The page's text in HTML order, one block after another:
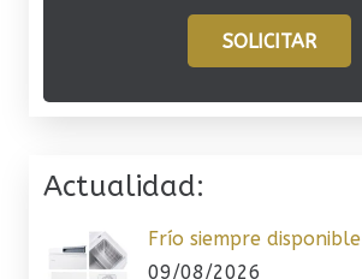
SOLICITAR
Actualidad:
Frío siempre disponible
09/08/2026